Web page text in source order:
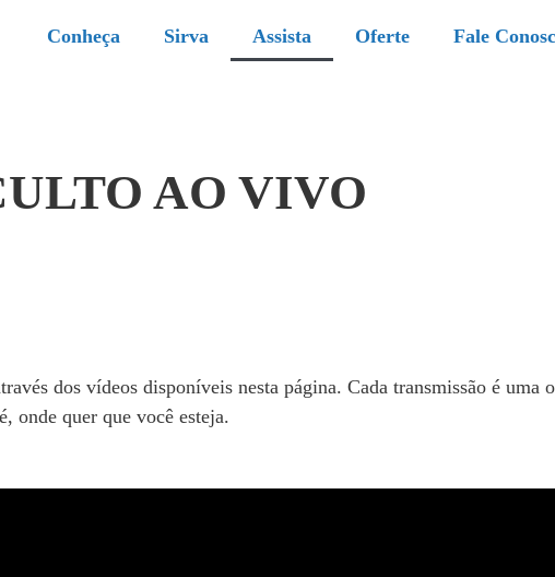
Conheça Sirva Assista Oferte Fale
AO VIVO
dos vídeos disponíveis nesta página. Cada transmissão é uma
onde quer que você esteja.